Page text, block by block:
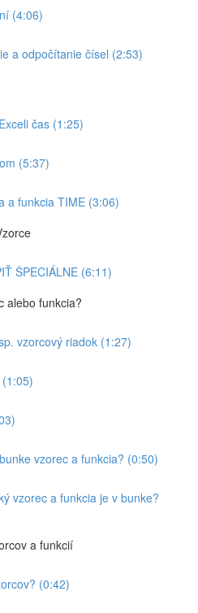
(4:06)
a odpočítanie čísel (2:53)
čas (1:25)
(5:37)
a funkcia TIME (3:06)
ŠPECIÁLNE (6:11)
alebo funkcia?
vzorcový riadok (1:27)
vzorec a funkcia? (0:50)
vzorec a funkcia je v bunke?
a funkcií
(0:42)